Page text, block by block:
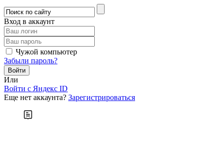
Вход в аккаунт
Чужой компьютер
Забыли пароль?
Или
Войти c Яндекс ID
Еще нет аккаунта? Зарегистрироваться